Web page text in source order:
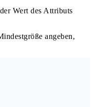
Wert des Attributs
angeben,